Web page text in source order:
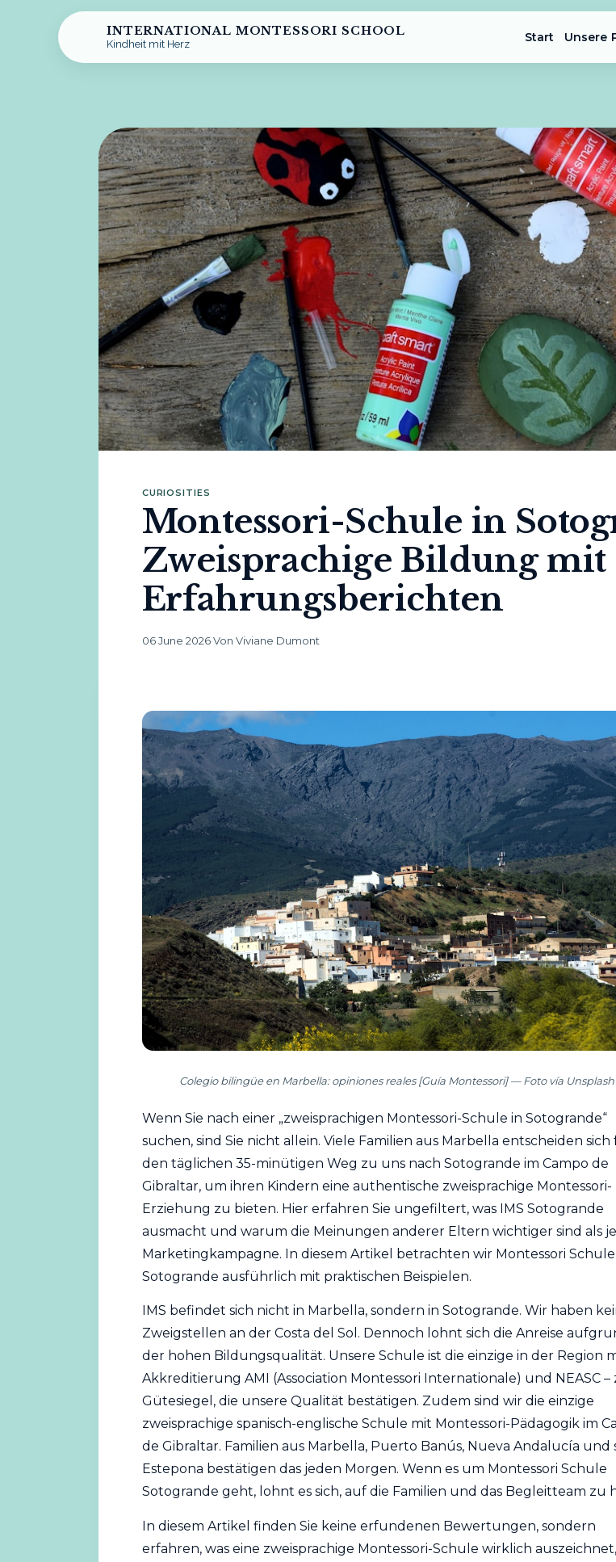
INTERNATIONAL MONTESSORI SCHOOL
Kindheit mit Herz Start Unsere
CURIOSITIES
Montessori-Schule in
Zweisprachige Bildung mit
Erfahrungsberichten
06 June 2026·Von Viviane Dumont
Colegio bilingüe en Marbella: opiniones reales [Guía Montessori] — Foto vía Unsplash
Wenn Sie nach einer „zweisprachigen Montessori-Schule in Sotogrande“
suchen, sind Sie nicht allein. Viele Familien aus Marbella entscheiden sich
den täglichen 35-minütigen Weg zu uns nach Sotogrande im Campo de
Gibraltar, um ihren Kindern eine authentische zweisprachige Montessori-
Erziehung zu bieten. Hier erfahren Sie ungefiltert, was IMS Sotogrande
ausmacht und warum die Meinungen anderer Eltern wichtiger sind als
Marketingkampagne. In diesem Artikel betrachten wir Montessori Schule
Sotogrande ausführlich mit praktischen Beispielen.
IMS befindet sich nicht in Marbella, sondern in Sotogrande. Wir haben
Zweigstellen an der Costa del Sol. Dennoch lohnt sich die Anreise
der hohen Bildungsqualität. Unsere Schule ist die einzige in der Region
Akkreditierung AMI (Association Montessori Internationale) und NEASC–
Gütesiegel, die unsere Qualität bestätigen. Zudem sind wir die einzige
zweisprachige spanisch-englische Schule mit Montessori-Pädagogik im
de Gibraltar. Familien aus Marbella, Puerto Banús, Nueva Andalucía und
Estepona bestätigen das jeden Morgen. Wenn es um Montessori Schule
Sotogrande geht, lohnt es sich, auf die Familien und das Begleitteam zu
In diesem Artikel finden Sie keine erfundenen Bewertungen, sondern
erfahren, was eine zweisprachige Montessori-Schule wirklich